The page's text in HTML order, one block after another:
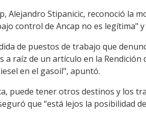
Alejandro Stipanicic, reconoció la
control de Ancap no es legítima"
de puestos de trabajo que
a raíz de un artículo en la
en el gasoil", apuntó.
puede tener otros destinos y los
que “está lejos la posibilidad